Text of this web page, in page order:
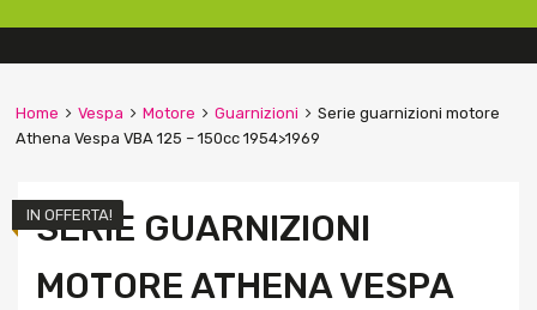
Home Vespa Motore Guarnizioni
Serie guarnizioni motore
Athena Vespa VBA 125 – 150cc 1954>1969
SERIE GUARNIZIONI
MOTORE ATHENA VESPA
IN OFFERTA!